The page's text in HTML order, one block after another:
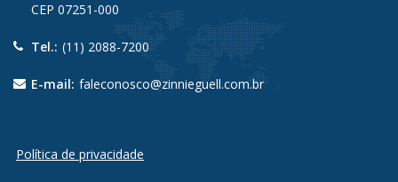
CEP 07251-000
Tel.: (11) 2088-7200
E-mail: faleconosco@zinnieguell.com.br
Política de privacidade